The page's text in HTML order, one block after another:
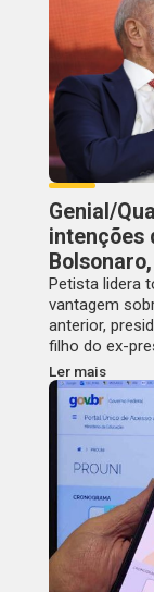
Genial/
intenções
Petista lidera
vantagem
anterior,
filho do ex-
Ler mais